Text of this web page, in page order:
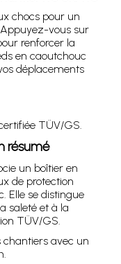
chocs pour un
vous sur
renforcer la
en caoutchouc
déplacements
TÜV/GS.
résumé
un boîtier en
de protection
Elle se distingue
saleté et à la
TÜV/GS.
avec un